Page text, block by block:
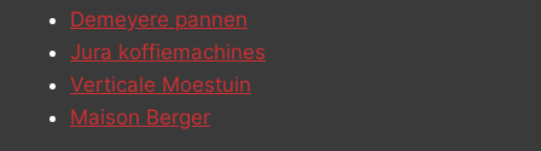
Demeyere pannen
Jura koffiemachines
Verticale Moestuin
Maison Berger